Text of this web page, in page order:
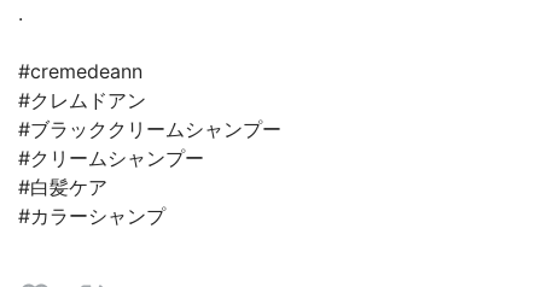
.
#cremedeann
#クレムドアン
#ブラッククリームシャンプー
#クリームシャンプー
#白髪ケア
#カラーシャンプ